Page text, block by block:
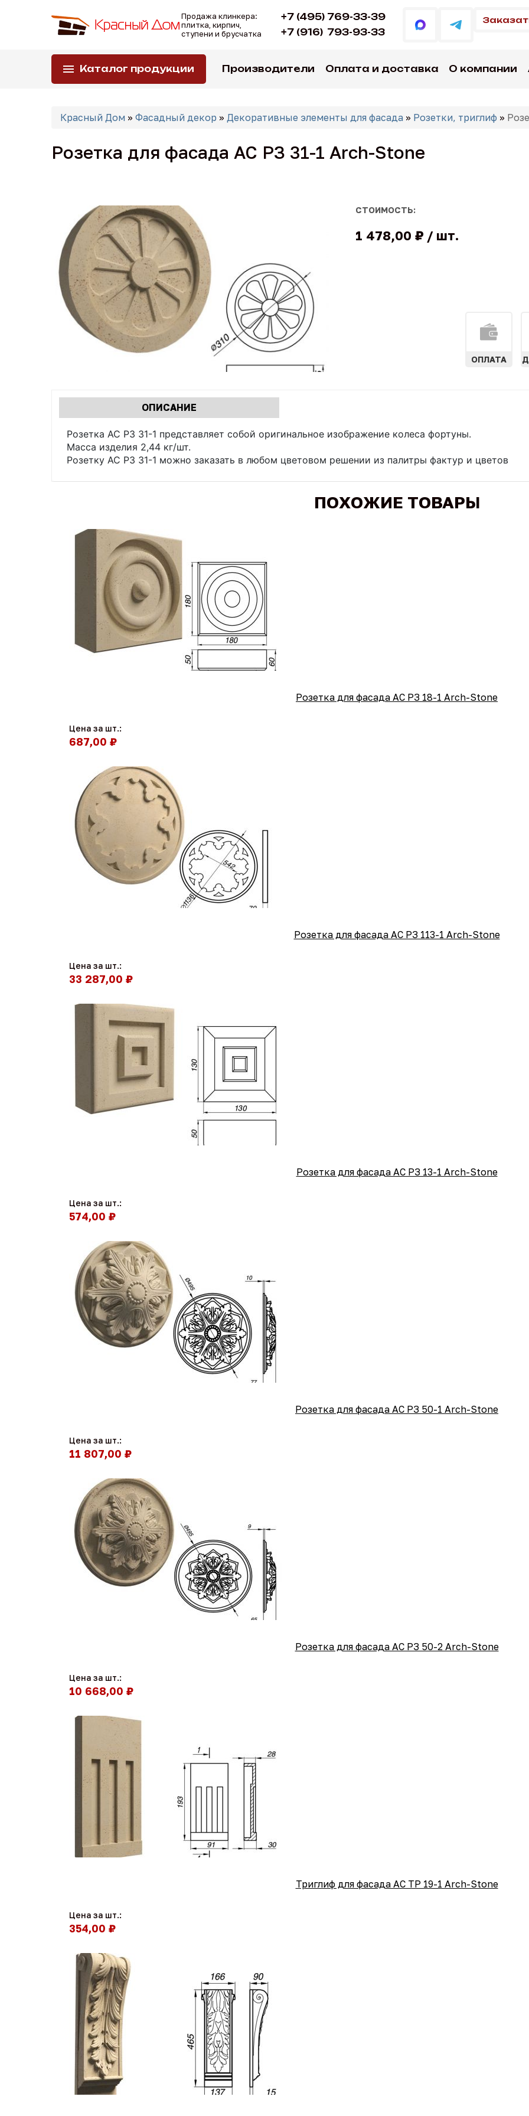
Продажа клинкера:
плитка, кирпич,
ступени и брусчатка
+7 (495) 769-33-39
+7 (916) 793-93-33
Каталог продукции Производители Оплата и доставка О компании
Вы
Красный Дом » Фасадный декор » Декоративные элементы для фасада » Розетки, триглиф »
Розетка для фасада АС РЗ 31-1 Arch-Stone
СТОИМОСТЬ:
1 478,00 ₽ шт.
ОПЛАТА
Характеристики
табы
ОПИСАНИЕ
ВКЛАДКА)
Розетка АС РЗ 31-1 представляет собой оригинальное изображение колеса фортуны.
Масса изделия 2,44 кг/шт.
Розетку АС РЗ 31-1 можно заказать в любом цветовом решении из палитры фактур и цветов
ПОХОЖИЕ ТОВАРЫ
Розетка для фасада АС РЗ 18-1 Arch-Stone
Цена за шт.:
687,00 ₽
Розетка для фасада АС РЗ 113-1 Arch-Stone
Цена за шт.:
33 287,00 ₽
Розетка для фасада АС РЗ 13-1 Arch-Stone
Цена за шт.:
574,00 ₽
Розетка для фасада АС РЗ 50-1 Arch-Stone
Цена за шт.:
11 807,00 ₽
Розетка для фасада АС РЗ 50-2 Arch-Stone
Цена за шт.:
10 668,00 ₽
Триглиф для фасада АС ТР 19-1 Arch-Stone
Цена за шт.:
354,00 ₽